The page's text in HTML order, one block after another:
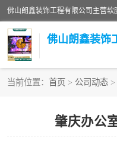
佛山朗鑫装饰
当前位置： 首页 > 公司动态
肇庆办公